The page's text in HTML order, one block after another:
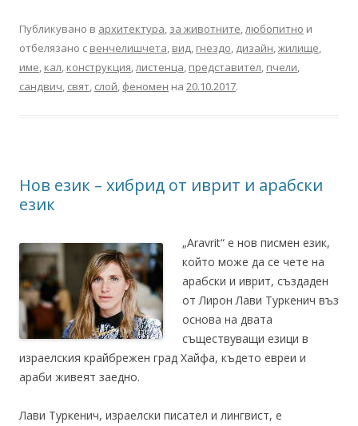
Публикувано в архитектура, за животните,любопитно и
отбелязано с венчелишчета, вид, гнездо, дизайн,жилище,
име, кал, конструкция,листенца, представител, пчели,
сандвич, свят, слой, феномен на 20.10.2017.
Нов език – хибрид от иврит и арабски
език
„Aravrit“ е нов писмен език,
който може да се чете на
арабски и иврит, създаден
от Лирон Лави Туркенич въз
основа на двата
съществуващи езици в
израелския крайбрежен град Хайфа, където евреи и
араби живеят заедно.
Лави Туркенич, израелски писател и лингвист, е